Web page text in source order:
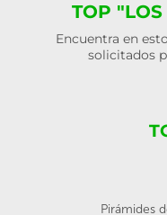
TOP
Encuentra en
solicitados
Pirámides